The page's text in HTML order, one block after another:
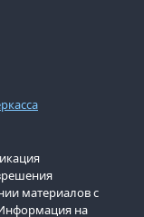
материалов с
на